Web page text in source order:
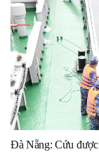
Đà Nẵng: Cứu